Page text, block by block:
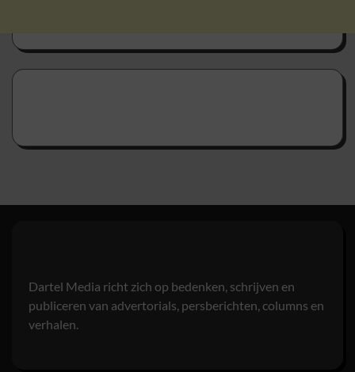
Dartel Media richt zich op bedenken, schrijven en
publiceren van advertorials, persberichten, columns en
verhalen.